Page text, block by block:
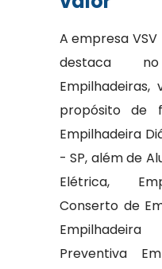
A empresa
destaca
propósito de
Empilhadeira
- SP, além de
Elétrica,
Conserto de
Preventiva